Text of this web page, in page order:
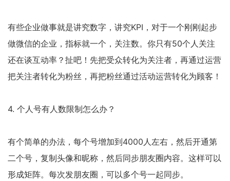
有些企业做事就是讲究数字，讲究KPI，对于一个刚刚起步
做微信的企业，指标就一个，关注数。你只有50个人关注
还在谈互动率？扯吧！先把受众转化为关注者，再通过运营
把关注者转化为粉丝，再把粉丝通过活动运营转化为顾客！
4. 个人号有人数限制怎么办？
有个简单的办法，每个号增加到4000人左右，然后开通第
二个号，复制头像和昵称，然后同步朋友圈内容。这样可以
形成矩阵。每次发朋友圈，可以多个号一起同步。